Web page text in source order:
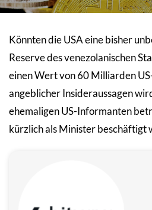
Könnten die USA eine bisher
Reserve des venezolanischen
einen Wert von 60 Milliarden
angeblicher Insideraussagen
ehemaligen US-Informanten
kürzlich als Minister beschäftigt